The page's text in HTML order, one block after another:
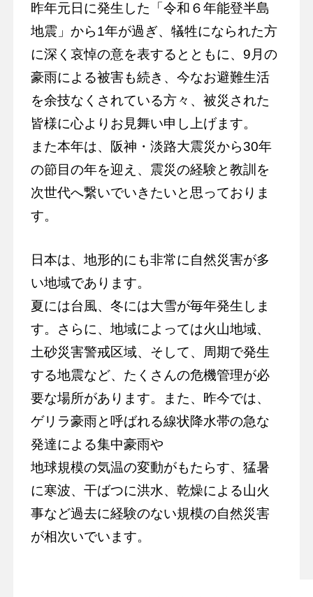
昨年元日に発生した「令和６年能登半島
地震」から1年が過ぎ、犠牲になられた方
に深く哀悼の意を表するとともに、9月の
豪雨による被害も続き、今なお避難生活
を余技なくされている方々、被災された
皆様に心よりお見舞い申し上げます。
また本年は、阪神・淡路大震災から30年
の節目の年を迎え、震災の経験と教訓を
次世代へ繋いでいきたいと思っておりま
す。
日本は、地形的にも非常に自然災害が多
い地域であります。
夏には台風、冬には大雪が毎年発生しま
す。さらに、地域によっては火山地域、
土砂災害警戒区域、そして、周期で発生
する地震など、たくさんの危機管理が必
要な場所があります。また、昨今では、
ゲリラ豪雨と呼ばれる線状降水帯の急な
発達による集中豪雨や
地球規模の気温の変動がもたらす、猛暑
に寒波、干ばつに洪水、乾燥による山火
事など過去に経験のない規模の自然災害
が相次いでいます。